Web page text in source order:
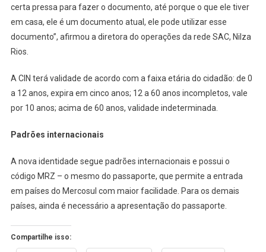
certa pressa para fazer o documento, até porque o que ele tiver
em casa, ele é um documento atual, ele pode utilizar esse
documento”, afirmou a diretora do operações da rede SAC, Nilza
Rios.
A CIN terá validade de acordo com a faixa etária do cidadão: de 0
a 12 anos, expira em cinco anos; 12 a 60 anos incompletos, vale
por 10 anos; acima de 60 anos, validade indeterminada.
Padrões internacionais
A nova identidade segue padrões internacionais e possui o
código MRZ – o mesmo do passaporte, que permite a entrada
em países do Mercosul com maior facilidade. Para os demais
países, ainda é necessário a apresentação do passaporte.
Compartilhe isso: